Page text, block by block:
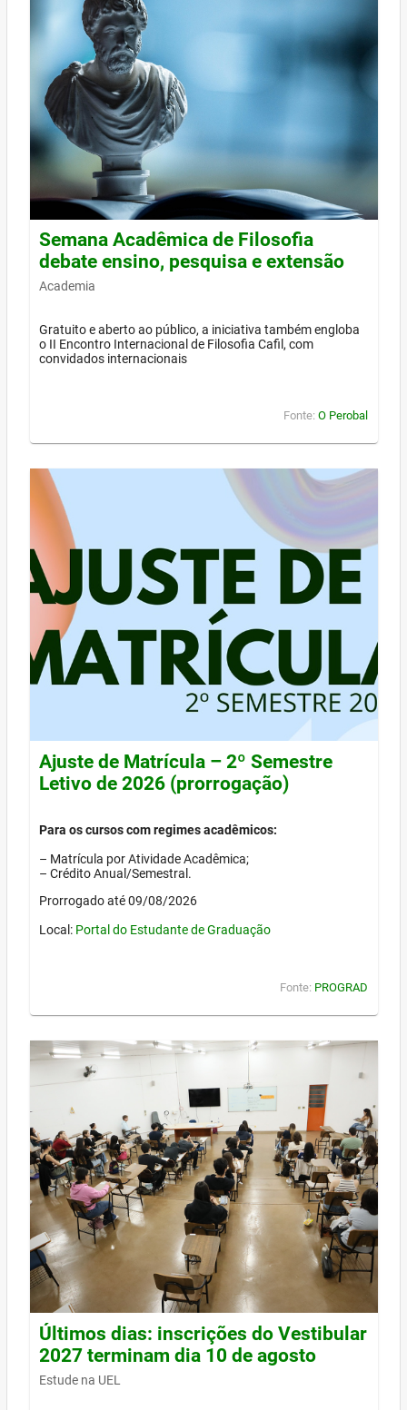
Semana Acadêmica de Filosofia
debate ensino, pesquisa e extensão
Academia
Gratuito e aberto ao público, a iniciativa também engloba
o II Encontro Internacional de Filosofia Cafil, com
convidados internacionais
Fonte: O Perobal
Ajuste de Matrícula – 2º Semestre
Letivo de 2026 (prorrogação)
Para os cursos com regimes acadêmicos:
– Matrícula por Atividade Acadêmica;
– Crédito Anual/Semestral.
Prorrogado até 09/08/2026
Local: Portal do Estudante de Graduação
Fonte: PROGRAD
Últimos dias: inscrições do Vestibular
2027 terminam dia 10 de agosto
Estude na UEL